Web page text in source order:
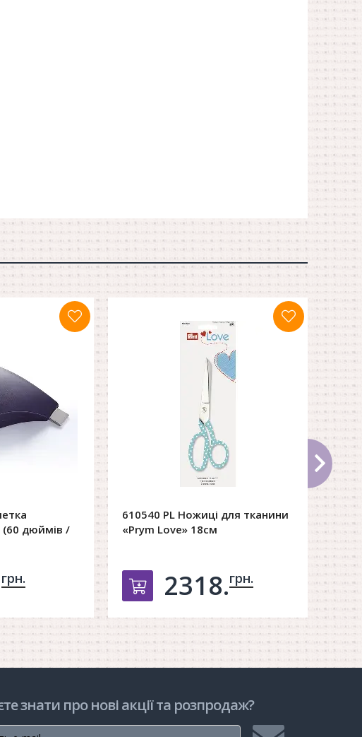
дюймів /
корзину
грн.
610540 PL Ножиці для тканини
«Prym Love» 18см
Добавить в корзину
2318.грн.
знати про нові акції та розпродаж?